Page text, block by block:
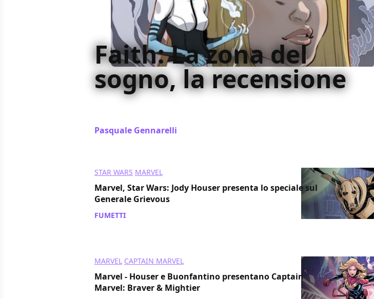
Faith: La zona del
sogno, la recensione
Faith: La zona de sogno tradisce in parte le premesse di una delle migliori
Pasquale Gennarelli
STAR WARS MARVEL
Marvel, Star Wars: Jody Houser presenta lo speciale sul
Generale Grievous
FUMETTI
MARVEL CAPTAIN MARVEL
Marvel - Houser e Buonfantino presentano Captain
Marvel: Braver & Mightier